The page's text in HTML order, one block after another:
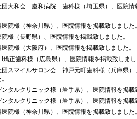
団大和会 慶和病院 歯科様（埼玉県）、医院情
医院様（神奈川県）、医院情報を掲載致しました
様（長野県）、医院情報を掲載致しました。
院様（大阪府）、医院情報を掲載致しました。
矯正歯科様（広島県）、医院情報を掲載致しま
団スマイルサロン会 神戸元町歯科様（兵庫県）
タルクリニック様（岩手県）、医院情報を掲載
タルクリニック様（岩手県）、医院情報を掲載
院様（神奈川県）、医院情報を掲載致しました